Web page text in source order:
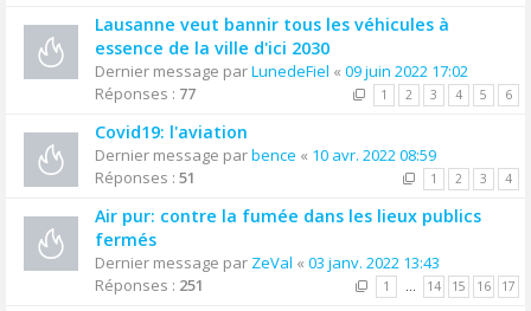
Lausanne veut bannir tous les véhicules à
essence de la ville d'ici 2030
Dernier message parLunedeFiel « 09 juin 2022 17:02
Réponses : 77 1 2 3 4 5 6
Covid19: l'aviation
Dernier message parbence « 10 avr. 2022 08:59
Réponses : 51 1 2 3 4
Air pur: contre la fumée dans les lieux publics
fermés
Dernier message par ZeVal « 03 janv. 2022 13:43
Réponses : 251 1 … 14 15 16 17